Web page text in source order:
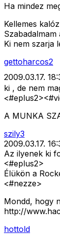
Ha mindez
Kellemes
Ki nem szarja
gettoharcos2
2009.03.17.
ki , de nem
<#eplus2>
A MUNKA
szily3
2009.03.17.
Az ilyenek ki
<#eplus2>
Élükön a
<#nezze>
Mondd, hogy
http://
hottold